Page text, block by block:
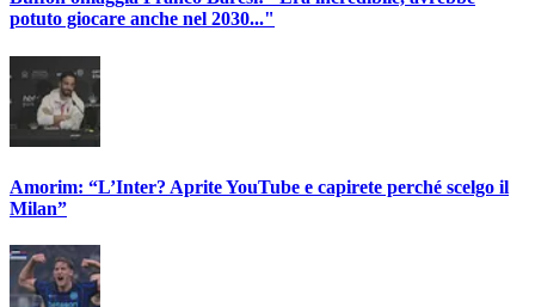
potuto giocare anche nel 2030..."
Amorim: “L’Inter? Aprite YouTube e capirete perché scelgo il
Milan”